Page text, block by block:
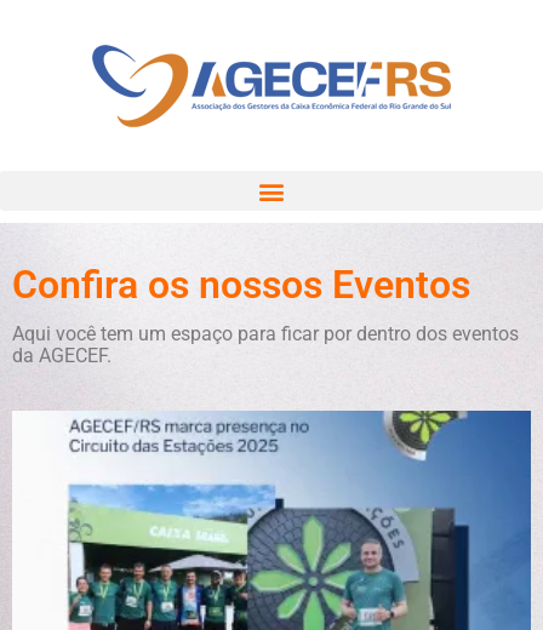
Confira os nossos Eventos
Aqui você tem um espaço para ficar por dentro dos eventos
da AGECEF.